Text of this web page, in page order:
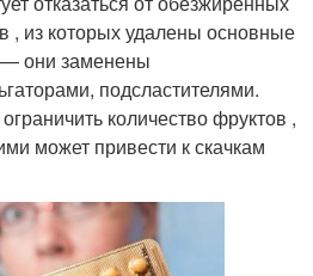
, из которых удалены основные
они заменены
подсластителями.
количество фруктов ,
может привести к скачкам